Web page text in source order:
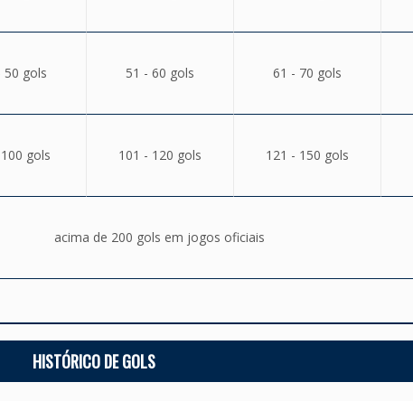
50 gols 51 - 60 gols 61 - 70 gols
gols 101 - 120 gols 121 - 150 gols
acima de 200 gols em jogos oficiais
HISTÓRICO DE GOLS